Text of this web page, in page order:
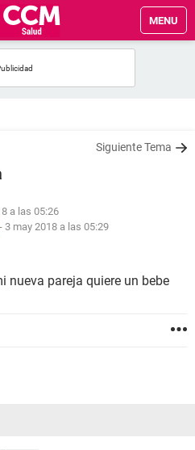
MENU
Siguiente Tema
a las 05:26
- 3 may 2018 a las 05:29
nueva pareja quiere un bebe